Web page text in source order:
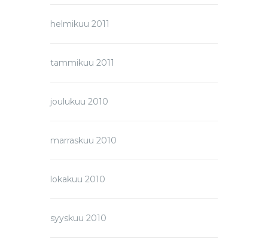
helmikuu 2011
tammikuu 2011
joulukuu 2010
marraskuu 2010
lokakuu 2010
syyskuu 2010